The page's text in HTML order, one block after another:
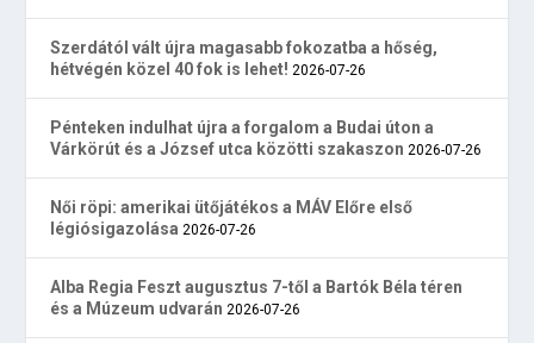
Szerdától vált újra magasabb fokozatba a hőség,
hétvégén közel 40 fok is lehet! 2026-07-26
Pénteken indulhat újra a forgalom a Budai úton a
Várkörút és a József utca közötti szakaszon 2026-07-26
Női röpi: amerikai ütőjátékos a MÁV Előre első
légiósigazolása 2026-07-26
Alba Regia Feszt augusztus 7-től a Bartók Béla téren
és a Múzeum udvarán 2026-07-26